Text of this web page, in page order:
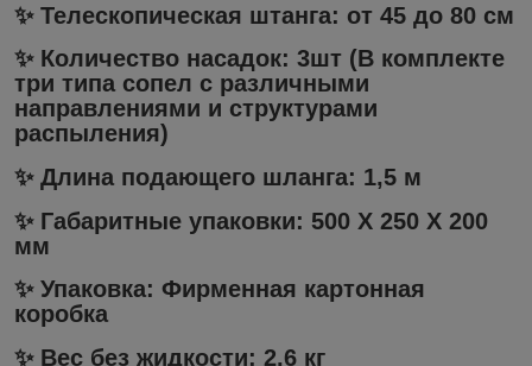
✨ Телескопическая штанга: от 45 до 80 см
✨ Количество насадок: 3шт (В комплекте
три типа сопел с различными
направлениями и структурами
распыления)
✨ Длина подающего шланга: 1,5 м
✨ Габаритные упаковки: 500 Х 250 Х 200
мм
✨ Упаковка: Фирменная картонная
коробка
✨ Вес без жидкости: 2,6 кг